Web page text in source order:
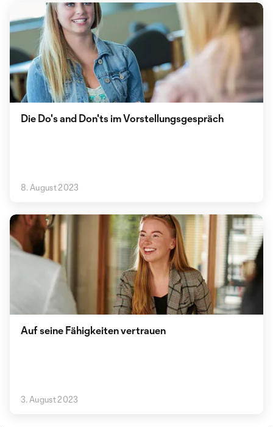
Die Do's and Don'ts im Vorstellungsgespräch
8. August 2023
Auf seine Fähigkeiten vertrauen
3. August 2023